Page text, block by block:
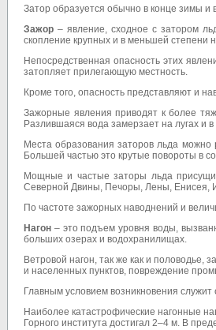
Затор образуется обычно в конце зимы и
Зажор – явление, сходное с затором
скопление крупных и в меньшей степени
Непосредственная опасность этих
затопляет прилегающую местность.
Кроме того, опасность представляют и
Зажорные явления приводят к более
Разлившаяся вода замерзает на лугах и
Места образования заторов льда
Большей частью это крутые повороты в
Мощные и частые заторы льда присущи
Северной Двины, Печоры, Лены, Енисея,
По частоте зажорных наводнений и
Нагон – это подъем уровня воды,
больших озерах и водохра­нилищах.
Ветровой нагон, так же как и половодье,
и населенных пунктов, повреждение
Главным условием возникновения
Наиболее катастрофические нагонные
Горного института достигал 2–4 м. В